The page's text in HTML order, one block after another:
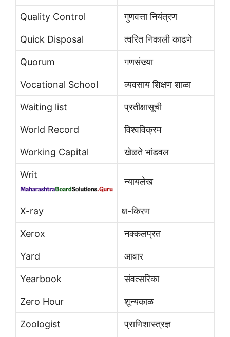
Quality Control गुणवत्ता नियंत्रण
Quick Disposal त्वरित निकाली काढणे
Quorum गणसंख्या
Vocational School व्यवसाय शिक्षण शाळा
Waiting list प्रतीक्षासूची
World Record विश्वविक्रम
Working Capital खेळते भांडवल
Writ
न्यायलेख
X-ray क्ष-किरण
Xerox नक्कलप्रत
Yard आवार
Yearbook संवत्सरिका
Zero Hour शून्यकाळ
Zoologist प्राणिशास्त्रज्ञ